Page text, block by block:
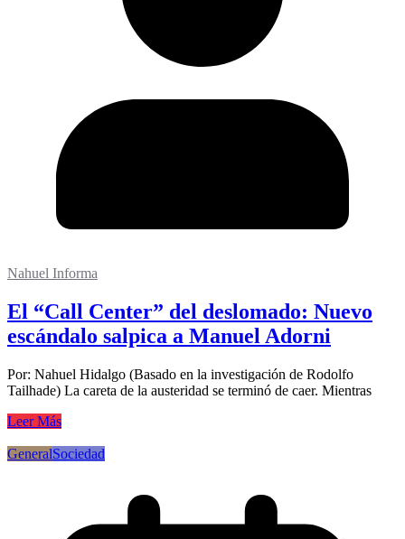
Nahuel Informa
El “Call Center” del deslomado: Nuevo
escándalo salpica a Manuel Adorni
Por: Nahuel Hidalgo (Basado en la investigación de Rodolfo
Tailhade) La careta de la austeridad se terminó de caer. Mientras
Leer Más
GeneralSociedad